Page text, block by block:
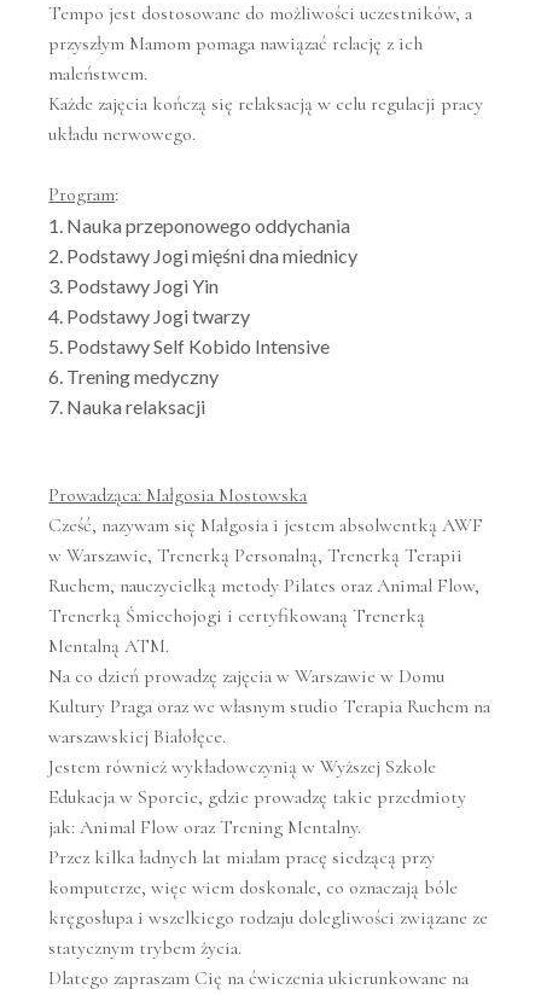
Tempo jest dostosowane do możliwości uczestników, a
przyszłym Mamom pomaga nawiązać relację z ich
maleństwem.
Każde zajęcia kończą się relaksacją w celu regulacji pracy
układu nerwowego.
Program:
Nauka przeponowego oddychania
Podstawy Jogi mięśni dna miednicy
Podstawy Jogi Yin
Podstawy Jogi twarzy
Podstawy Self Kobido Intensive
Trening medyczny
Nauka relaksacji
Prowadząca: Małgosia Mostowska
Cześć, nazywam się Małgosia i jestem absolwentką AWF
w Warszawie, Trenerką Personalną, Trenerką Terapii
Ruchem, nauczycielką metody Pilates oraz Animal Flow,
Trenerką Śmiechojogi i certyfikowaną Trenerką
Mentalną ATM.
Na co dzień prowadzę zajęcia w Warszawie w Domu
Kultury Praga oraz we własnym studio Terapia Ruchem na
warszawskiej Białołęce.
Jestem również wykładowczynią w Wyższej Szkole
Edukacja w Sporcie, gdzie prowadzę takie przedmioty
jak: Animal Flow oraz Trening Mentalny.
Przez kilka ładnych lat miałam pracę siedzącą przy
komputerze, więc wiem doskonale, co oznaczają bóle
kręgosłupa i wszelkiego rodzaju dolegliwości związane ze
statycznym trybem życia.
Dlatego zapraszam Cię na ćwiczenia ukierunkowane na